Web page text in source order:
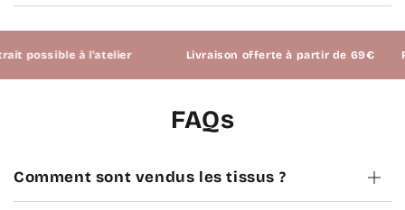
possible à l'atelier Livraison offerte à partir de 69€
FAQs
Comment sont vendus les tissus ?